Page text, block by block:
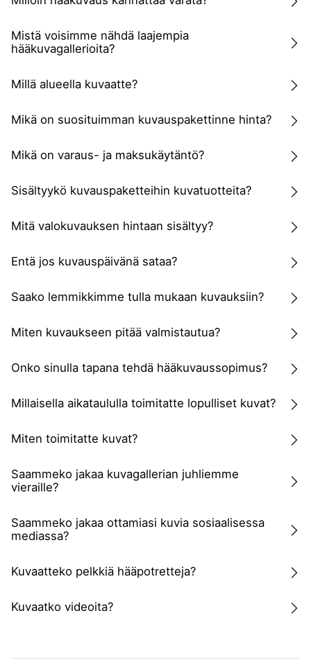
Mistä voisimme nähdä laajempia
hääkuvagallerioita?
Millä alueella kuvaatte?
Mikä on suosituimman kuvauspakettinne hinta?
Mikä on varaus- ja maksukäytäntö?
Sisältyykö kuvauspaketteihin kuvatuotteita?
Mitä valokuvauksen hintaan sisältyy?
Entä jos kuvauspäivänä sataa?
Saako lemmikkimme tulla mukaan kuvauksiin?
Miten kuvaukseen pitää valmistautua?
Onko sinulla tapana tehdä hääkuvaussopimus?
Millaisella aikataululla toimitatte lopulliset kuvat?
Miten toimitatte kuvat?
Saammeko jakaa kuvagallerian juhliemme
vieraille?
Saammeko jakaa ottamiasi kuvia sosiaalisessa
mediassa?
Kuvaatteko pelkkiä hääpotretteja?
Kuvaatko videoita?